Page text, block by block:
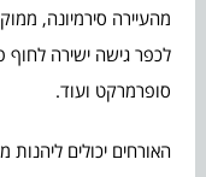
סופרמרקט ועוד.
האורחים יכולים